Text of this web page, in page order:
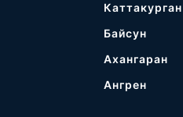
Каттакурган
Байсун
Ахангаран
Ангрен